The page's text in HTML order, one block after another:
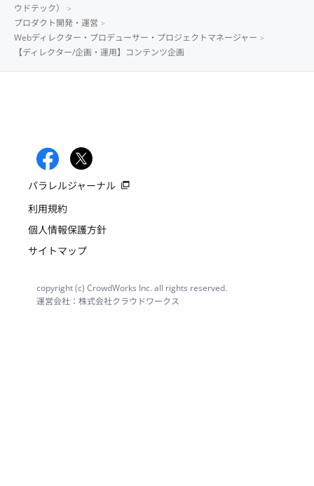
ウドテック）
プロダクト開発・運営
Webディレクター・プロデューサー・プロジェクトマネージャー
【ディレクター/企画・運用】コンテンツ企画
パラレルジャーナル
利用規約
個人情報保護方針
サイトマップ
copyright (c) CrowdWorks Inc. all rights reserved.
運営会社：株式会社クラウドワークス